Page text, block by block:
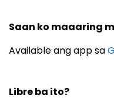
Saan ko maaaring
Available ang app sa
Libre ba ito?